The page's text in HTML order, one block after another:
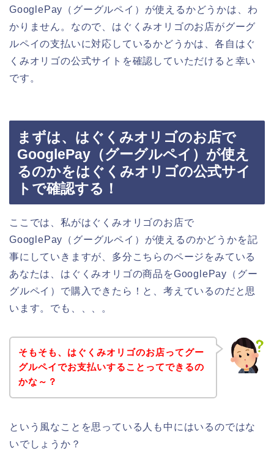
GooglePay（グーグルペイ）が使えるかどうかは、わ
かりません。なので、はぐくみオリゴのお店がグーグ
ルペイの支払いに対応しているかどうかは、各自はぐ
くみオリゴの公式サイトを確認していただけると幸い
です。
まずは、はぐくみオリゴのお店で
GooglePay（グーグルペイ）が使え
るのかをはぐくみオリゴの公式サイ
トで確認する！
ここでは、私がはぐくみオリゴのお店で
GooglePay（グーグルペイ）が使えるのかどうかを記
事にしていきますが、多分こちらのページをみている
あなたは、はぐくみオリゴの商品をGooglePay（グー
グルペイ）で購入できたら！と、考えているのだと思
います。でも、、、。
そもそも、はぐくみオリゴのお店ってグー
グルペイでお支払いすることってできるの
かな～？
という風なことを思っている人も中にはいるのではな
いでしょうか？